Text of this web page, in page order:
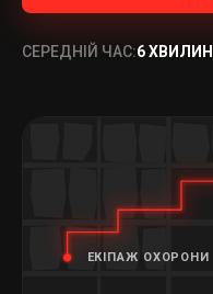
СЕРЕДНІЙ ЧАС:6 ХВИЛИН
ЕКІПАЖ ОХОРОНИ